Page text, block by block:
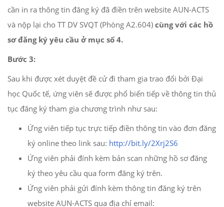
cần in ra thông tin đăng ký đã điền trên website AUN-ACTS
và nộp lại cho TT DV SVQT (Phòng A2.604) cùng với các hồ
sơ đăng ký yêu cầu ở mục số4.
Bước 3:
Sau khi được xét duyệt đề cử đi tham gia trao đổi bởi Đại
học Quốc tế, ứng viên sẽ được phổ biến tiếp về thông tin thủ
tục đăng ký tham gia chương trình như sau:
Ứng viên tiếp tục trực tiếp điền thông tin vào đơn đăng
ký online theo link sau: http://bit.ly/2Xrj2S6
Ứng viên phải đính kèm bản scan những hồ sơ đăng
ký theo yêu cầu qua form đăng ký trên.
Ứng viên phải gửi đính kèm thông tin đăng ký trên
website AUN-ACTS qua địa chỉ email: